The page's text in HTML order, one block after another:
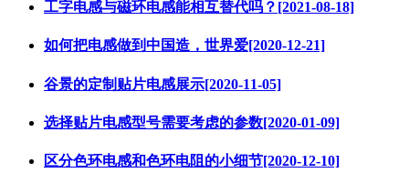
工字电感与磁环电感能相互替代吗？[2021-08-18]
如何把电感做到中国造，世界爱[2020-12-21]
谷景的定制贴片电感展示[2020-11-05]
选择贴片电感型号需要考虑的参数[2020-01-09]
区分色环电感和色环电阻的小细节[2020-12-10]